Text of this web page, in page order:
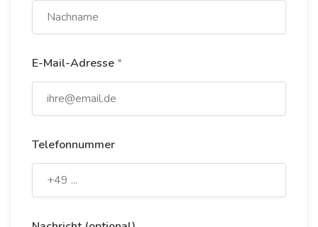
E-Mail-Adresse*
Telefonnummer